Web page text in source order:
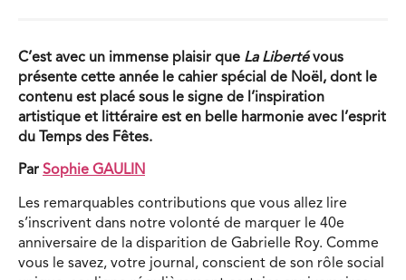
C’est avec un immense plaisir que La Libertévous
présente cette année le cahier spécial de Noël, dont le
contenu est placé sous le signe de l’inspiration
artistique et littéraire est en belle harmonie avec l’esprit
du Temps des Fêtes.
Par Sophie GAULIN
Les remarquables contributions que vous allez lire
s’inscrivent dans notre volonté de marquer le 40e
anniversaire de la disparition de Gabrielle Roy. Comme
vous le savez, votre journal, conscient de son rôle social